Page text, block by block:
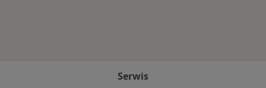
Serwis